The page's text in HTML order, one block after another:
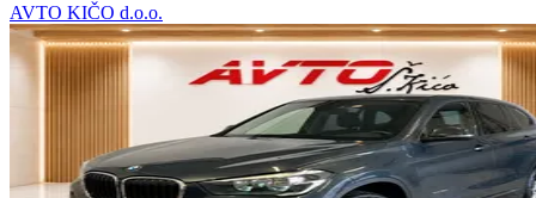
AVTO KIČO d.o.o.